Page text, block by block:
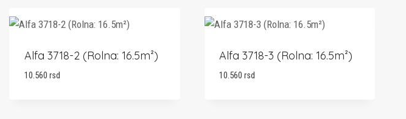
Alfa 3718-2 (Rolna: 16.5m²)
10.560 rsd
Alfa 3718-3 (Rolna: 16.5m²)
10.560 rsd